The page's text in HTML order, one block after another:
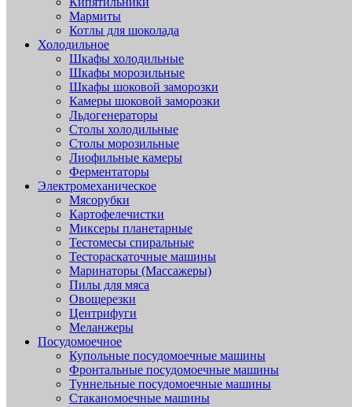
Мармиты
Котлы для шоколада
Холодильное
Шкафы холодильные
Шкафы морозильные
Шкафы шоковой заморозки
Камеры шоковой заморозки
Льдогенераторы
Столы холодильные
Столы морозильные
Лиофильные камеры
Ферментаторы
Электромеханическое
Мясорубки
Картофелечистки
Миксеры планетарные
Тестомесы спиральные
Тестораскаточные машины
Маринаторы (Массажеры)
Пилы для мяса
Овощерезки
Центрифуги
Меланжеры
Посудомоечное
Купольные посудомоечные машины
Фронтальные посудомоечные машины
Туннельные посудомоечные машины
Стаканомоечные машины